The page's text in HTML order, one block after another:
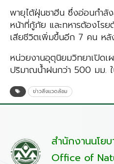
พายุไต้ฝุ่นชาฮีน ซึ่งอ่อนกำลั
หน้าที่กู้ภัย และทหารต้องโร
เสียชีวิตเพิ่มขึ้นอีก 7 คน หลั
หน่วยงานอุตุนิยมวิทยาเปิดเ
ปริมาณน้ำฝนกว่า 500 มม.
ข่าวสิ่งแวดล้อม
สำนักงานนโย
Office of